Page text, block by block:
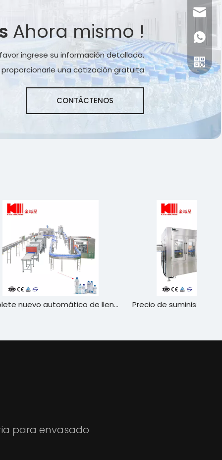
Ahora mismo !
ingrese su información detallada,
una cotización gratuita
CONTÁCTENOS
Complete nuevo automático de llenado de agua de llenado de embotellado de la máquina de embotellado de la planta de línea Precio de suministro de fábrica automática MAQUINARIA DE LA Planta de Agua Mineral Industrial
para envasado
+86-